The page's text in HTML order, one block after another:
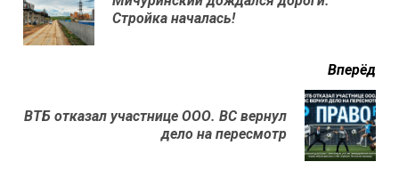
Стройка началась!
Вперёд
Next
ВТБ отказал участнице ООО. ВС вернул
дело на пересмотр